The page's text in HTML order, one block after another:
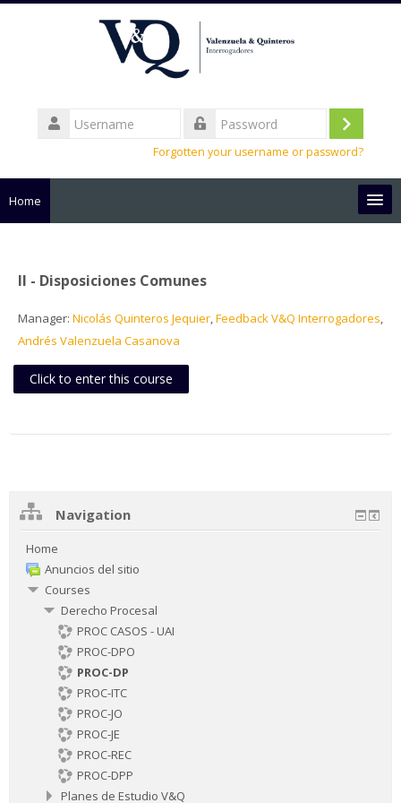
Username
Log
Forgotten your username or password?
Home
Search
II - Disposiciones Comunes
Manager: Nicolás Quinteros Jequier,Feedback V&Q Interrogadores,
Andrés Valenzuela Casanova
Click to enter this course
Navigation
Home
Anuncios del sitio
Courses
Derecho Procesal
PROC CASOS - UAI
PROC-DPO
PROC-DP
PROC-ITC
PROC-JO
PROC-JE
PROC-REC
PROC-DPP
Planes de Estudio V&Q